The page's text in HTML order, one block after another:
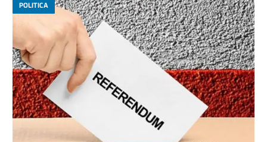
POLITICA